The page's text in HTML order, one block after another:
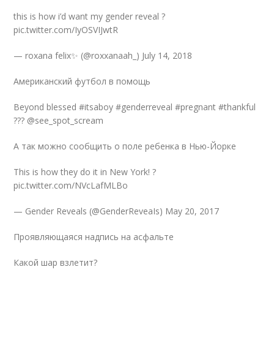
this is how i’d want my gender reveal ?
pic.twitter.com/IyOSVIJwtR
— roxana felix✨ (@roxxanaah_) July 14, 2018
Американский футбол в помощь
Beyond blessed #itsaboy #genderreveal #pregnant #thankful
??? @see_spot_scream
А так можно сообщить о поле ребенка в Нью-Йорке
This is how they do it in New York! ?
pic.twitter.com/NVcLafMLBo
— Gender Reveals (@GenderReveaIs) May 20, 2017
Проявляющаяся надпись на асфальте
Какой шар взлетит?